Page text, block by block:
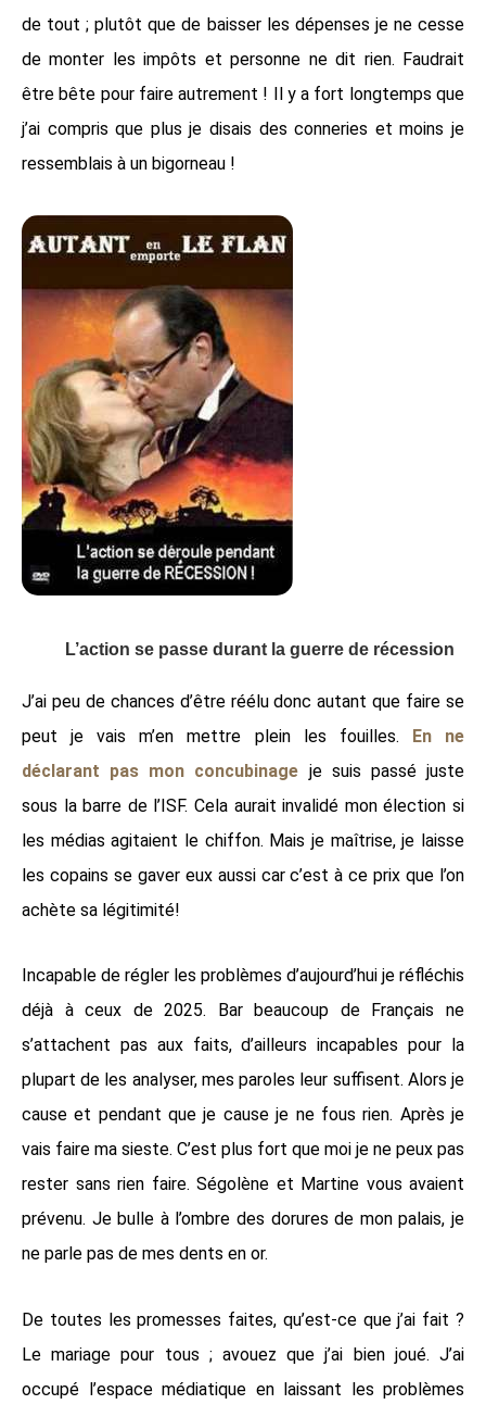
de tout ; plutôt que de baisser les dépenses je ne cesse
de monter les impôts et personne ne dit rien. Faudrait
être bête pour faire autrement ! Il y a fort longtemps que
j’ai compris que plus je disais des conneries et moins je
ressemblais à un bigorneau !
L’action se passe durant la guerre de récession
J’ai peu de chances d’être réélu donc autant que faire se
peut je vais m’en mettre plein les fouilles. En ne
déclarant pas mon concubinage je suis passé juste
sous la barre de l’ISF. Cela aurait invalidé mon élection si
les médias agitaient le chiffon. Mais je maîtrise, je laisse
les copains se gaver eux aussi car c’est à ce prix que l’on
achète sa légitimité!
Incapable de régler les problèmes d’aujourd’hui je réfléchis
déjà à ceux de 2025. Bar beaucoup de Français ne
s’attachent pas aux faits, d’ailleurs incapables pour la
plupart de les analyser, mes paroles leur suffisent. Alors je
cause et pendant que je cause je ne fous rien. Après je
vais faire ma sieste. C’est plus fort que moi je ne peux pas
rester sans rien faire. Ségolène et Martine vous avaient
prévenu. Je bulle à l’ombre des dorures de mon palais, je
ne parle pas de mes dents en or.
De toutes les promesses faites, qu’est-ce que j’ai fait ?
Le mariage pour tous ; avouez que j’ai bien joué. J’ai
occupé l’espace médiatique en laissant les problèmes